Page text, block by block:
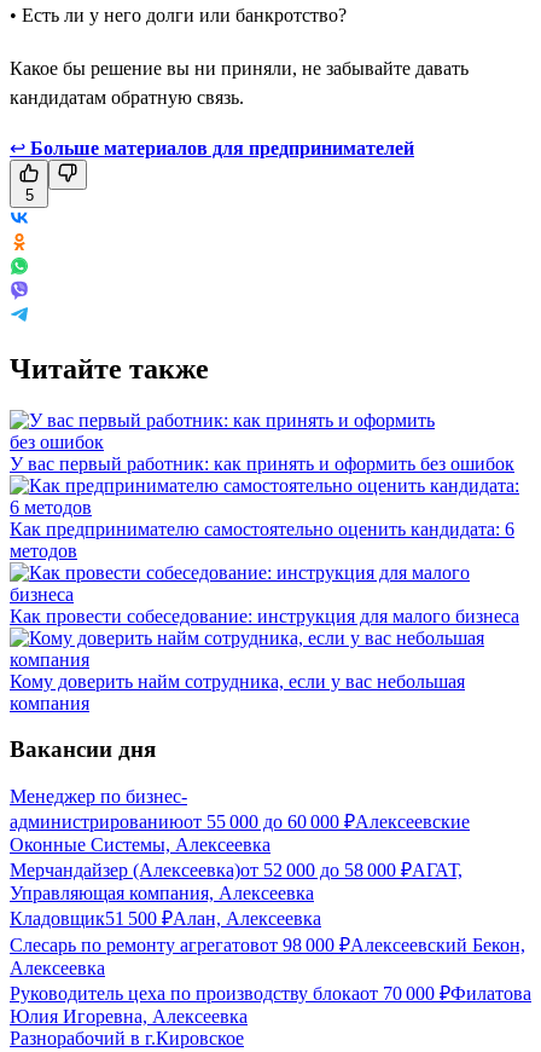
• Есть ли у него долги или банкротство?
Какое бы решение вы ни приняли, не забывайте давать
кандидатам обратную связь.
↩ Больше материалов для предпринимателей
5
Читайте также
У вас первый работник: как принять и оформить без ошибок
Как предпринимателю самостоятельно оценить кандидата: 6
методов
Как провести собеседование: инструкция для малого бизнеса
Кому доверить найм сотрудника, если у вас небольшая
компания
Вакансии дня
Менеджер по бизнес-
администрированиюот 55 000 до 60 000 ₽Алексеевские
Оконные Системы, Алексеевка
Мерчандайзер (Алексеевка)от 52 000 до 58 000 ₽АГАТ,
Управляющая компания, Алексеевка
Кладовщик51 500 ₽Алан, Алексеевка
Слесарь по ремонту агрегатовот 98 000 ₽Алексеевский Бекон,
Алексеевка
Руководитель цеха по производству блокаот 70 000 ₽Филатова
Юлия Игоревна, Алексеевка
Разнорабочий в г.Кировское